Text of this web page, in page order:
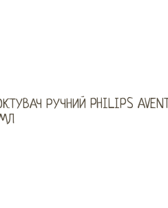
РУЧНИЙ PHILIPS AVENT